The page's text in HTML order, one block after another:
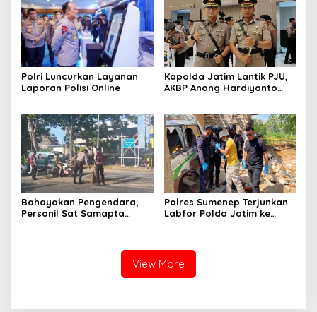
Polri Luncurkan Layanan
Laporan Polisi Online
Kapolda Jatim Lantik PJU,
AKBP Anang Hardiyanto
Bahayakan Pengendara,
Personil Sat Samapta
Polres Sumenep Terjunkan
Labfor Polda Jatim ke
View More